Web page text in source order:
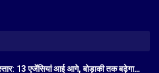
13 एजेंसियां आई आगे, बोड़ाकी तक बढ़ेगा…